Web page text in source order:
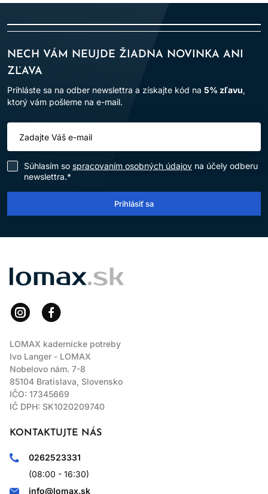
NECH VÁM NEUJDE ŽIADNA NOVINKA ANI
ZĽAVA
Prihláste sa na odber newslettra a získajte kód na 5% zľavu,
ktorý vám pošleme na e-mail.
Súhlasím so spracovaním osobných údajov na účely odberu
newslettra.*
Prihlásiť sa
LOMAX
LOMAX kadernícke potreby
Ivo Langer - LOMAX
Nobelovo nám. 7-8
85104 Bratislava, Slovensko
IČO: 17345669
IČ DPH: SK1020209740
KONTAKTUJTE NÁS
0262523331
(08:00 - 16:30)
info@lomax.sk